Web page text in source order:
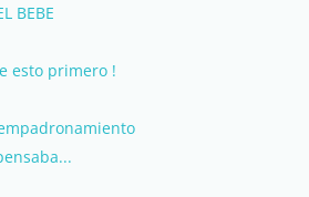
BEBE
esto primero !